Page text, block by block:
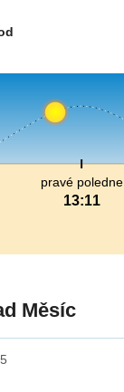
pravé poledne
13:11
Měsíc